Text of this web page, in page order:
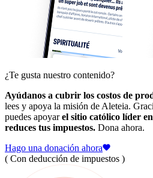
¿Te gusta nuestro contenido?
Ayúdanos a cubrir los costos de
lees y apoya la misión de Aleteia.
puedes apoyarel sitio católico líder
reduces tus impuestos. Dona ahora.
Hago una donación ahora
( Con deducción de impuestos )